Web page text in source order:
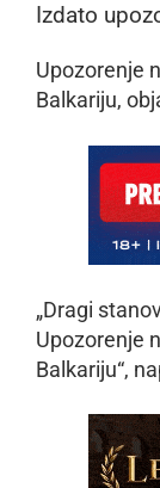
Izdato
Upozorenje
Balkariju,
„Dragi
Upozorenje
Balkariju“,